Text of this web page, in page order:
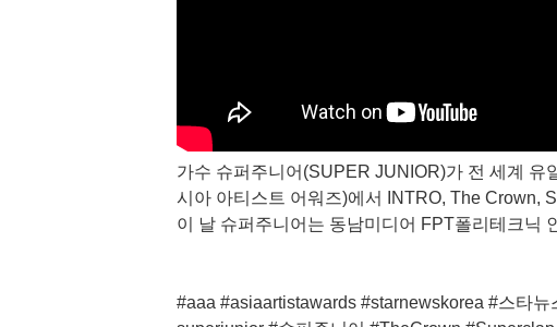
가수 슈퍼주니어(SUPER JUNIOR)가 전 세계 유
시아 아티스트 어워즈)에서 INTRO, The Crown,
이 날 슈퍼주니어는 동남미디어 FPT폴리테크닉
#aaa #asiaartistawards #starnewskorea #스타